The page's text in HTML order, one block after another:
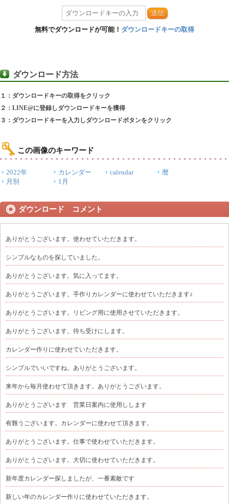
送信
無料でダウンロードが可能！ ダウンロードキーの取得
ダウンロード方法
１：ダウンロードキーの取得をクリック
２：LINE@に登録しダウンロードキーを獲得
３：ダウンロードキーを入力しダウンロードボタンをクリック
この画像のキーワード
2022年 カレンダー calendar
暦
月別
1月
ダウンロード コメント
ありがとうございます。使わせていただきます。
シンプルなものを探していました。
ありがとうございます。気に入ってます。
ありがとうございます。手作りカレンダーに使わせていただきます♪
ありがとうございます。リビング用に使用させていただきます。
ありがとうございます。待ち受けにします。
カレンダー作りに使わせていただきます。
シンプルでいいですね。ありがとうございます。
来年から毎月使わせて頂きます。ありがとうございます。
ありがとうございます 営業日案内に使用しします
有難うございます。カレンダーに使わせて頂きます。
ありがとうございます。仕事で使わせていただきます。
ありがとうございます。大切に使わせていただきます。
新年度カレンダー探しましたが、一番素敵です
新しい年のカレンダー作りに使わせていただきます。